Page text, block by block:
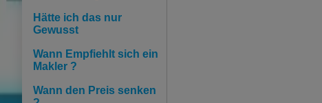
Hätte ich das nur
Gewusst
Wann Empfiehlt sich ein
Makler ?
Wann den Preis senken